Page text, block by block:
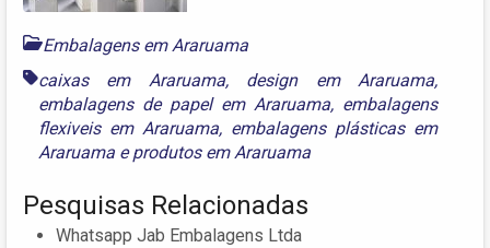
Embalagens em Araruama
caixas em Araruama, design em Araruama,
embalagens de papel em Araruama, embalagens
flexiveis em Araruama, embalagens plásticas em
Araruama eprodutos em Araruama
Pesquisas Relacionadas
Whatsapp Jab Embalagens Ltda